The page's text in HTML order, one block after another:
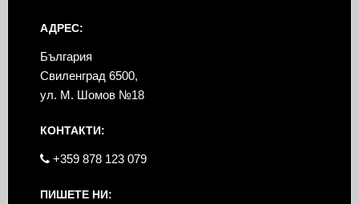
АДРЕС:
България
Свиленград 6500,
ул. М. Шомов №18
КОНТАКТИ:
+359 878 123 079
ПИШЕТЕ НИ: